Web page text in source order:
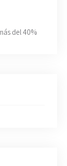
del 40%